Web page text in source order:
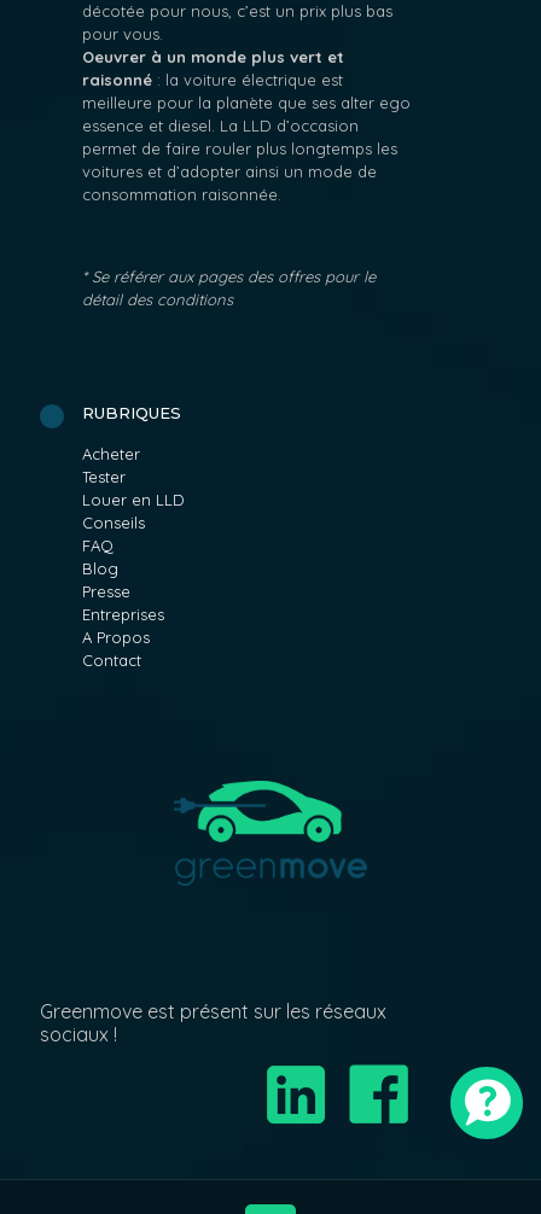
décotée pour nous, c’est un prix plus bas
pour vous.
Oeuvrer à un monde plus vert et
raisonné : la voiture électrique est
meilleure pour la planète que ses alter ego
essence et diesel. La LLD d’occasion
permet de faire rouler plus longtemps les
voitures et d’adopter ainsi un mode de
consommation raisonnée.
* Se référer aux pages des offres pour le
détail des conditions
RUBRIQUES
Acheter
Tester
Louer en LLD
Conseils
FAQ
Blog
Presse
Entreprises
A Propos
Contact
Greenmove est présent sur les réseaux
sociaux !